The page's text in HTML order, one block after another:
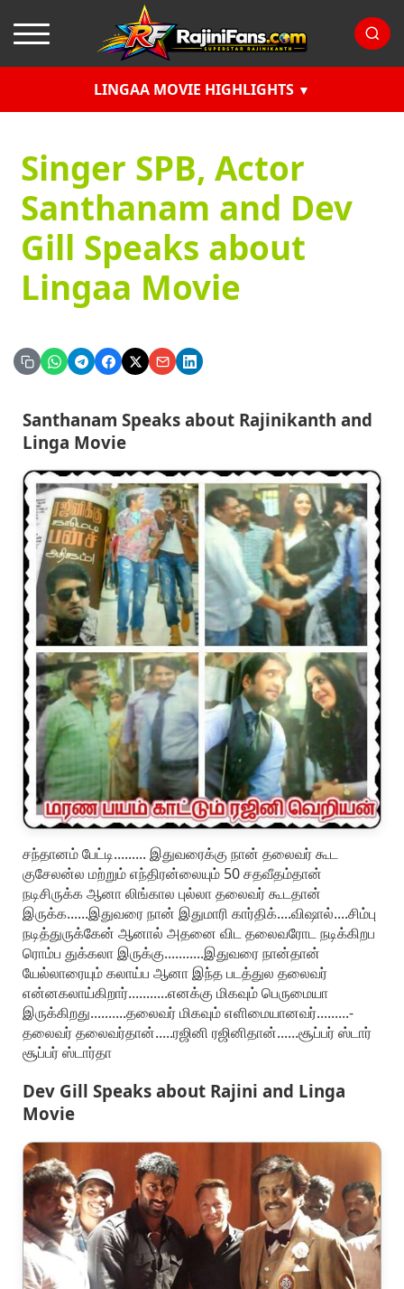
LINGAA MOVIE HIGHLIGHTS
Singer SPB, Actor
Santhanam and Dev
Gill Speaks about
Lingaa Movie
Santhanam Speaks about Rajinikanth and
Linga Movie
சந்தானம் பேட்டி......... இதுவரைக்கு நான் தலைவர் கூட
குசேலன்ல மற்றும் எந்திரன்லையும் 50 சதவீதம்தான்
நடிசிருக்க ஆனா லிங்கால புல்லா தலைவர் கூடதான்
இருக்க......இதுவரை நான் இதுமாரி கார்திக்....விஷால்..­..சிம்பு
நடித்துருக்கேன் ஆனால் அதனை விட தலைவரோட நடிக்கிறப
ரொம்ப துக்கலா இருக்கு...........இதுவரை நான்தான்
யேல்லாரையும் கலாய்ப ஆனா இந்த படத்துல தலைவர்
என்னகலாய்கிறார்.........­..எனக்கு மிகவும் பெருமையா
இருக்கிறது..........­தலைவர் மிகவும் எளிமையானவர்.........­
தலைவர் தலைவர்தான்.....ரஜினி ரஜினிதான்......சூப்பர் ஸ்டார்
சூப்பர் ஸ்டார்தா
Dev Gill Speaks about Rajini and Linga
Movie